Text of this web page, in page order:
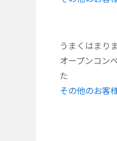
うまくはまり
オープンコン
た
その他のお客